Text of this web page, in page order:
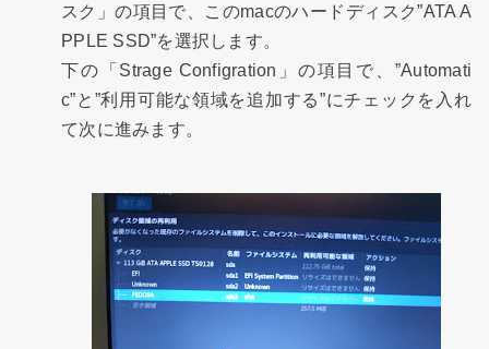
スク」の項目で、このmacのハードディスク”ATA A
PPLE SSD”を選択します。
下の「Strage Configration」の項目で、”Automati
c”と”利用可能な領域を追加する”にチェックを入れ
て次に進みます。